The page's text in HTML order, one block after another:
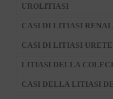
UROLITIASI
CASI DI LITIASI
CASI DI LITIASI
LITIASI DELLA
CASI DELLA LITIASI